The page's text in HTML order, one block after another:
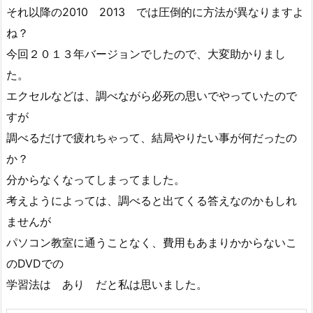
それ以降の2010 2013 では圧倒的に方法が異なりますよ
ね？
今回２０１３年バージョンでしたので、大変助かりまし
た。
エクセルなどは、調べながら必死の思いでやっていたので
すが
調べるだけで疲れちゃって、結局やりたい事が何だったの
か？
分からなくなってしまってました。
考えようによっては、調べると出てくる答えなのかもしれ
ませんが
パソコン教室に通うことなく、費用もあまりかからないこ
のDVDでの
学習法は あり だと私は思いました。